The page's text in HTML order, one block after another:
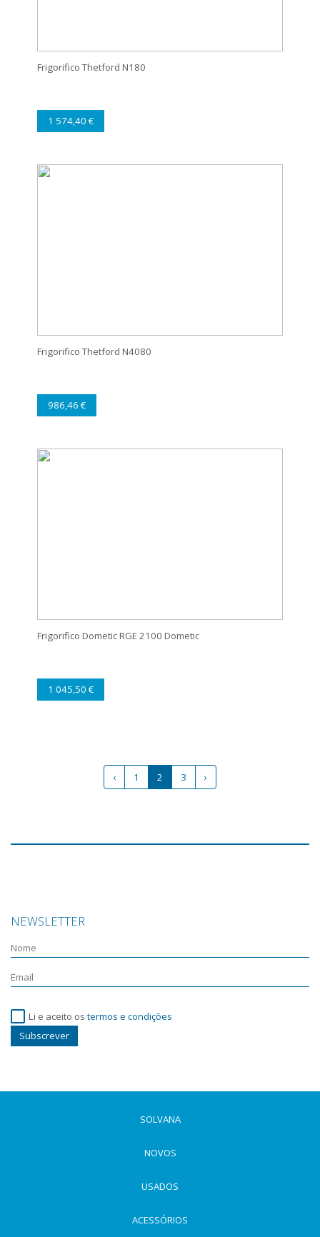
Frigorifico Thetford N180
1 574,40 €
Frigorifico Thetford N4080
986,46 €
Frigorifico Dometic RGE 2100 Dometic
1 045,50 €
‹ 1 2 3 ›
NEWSLETTER
Li e aceito os termos e condições
Subscrever
SOLVANA
NOVOS
USADOS
ACESSÓRIOS